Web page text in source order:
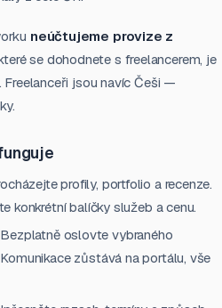
neúčtujeme provize z
se dohodnete s freelancerem, je
Freelanceři jsou navíc Češi —
profily, portfolio a recenze.
konkrétní balíčky služeb a cenu.
oslovte vybraného
zůstává na portálu, vše